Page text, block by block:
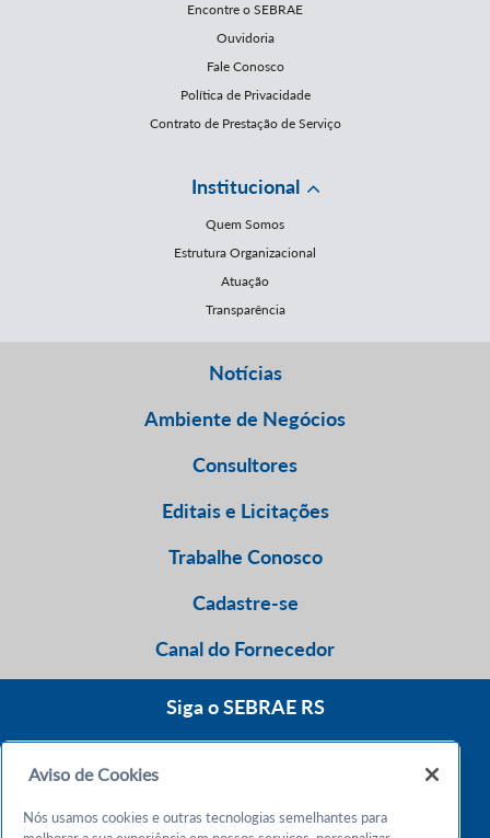
Encontre o SEBRAE
Ouvidoria
Fale Conosco
Política de Privacidade
Contrato de Prestação de Serviço
Institucional
Quem Somos
Estrutura Organizacional
Atuação
Transparência
Notícias
Ambiente de Negócios
Consultores
Editais e Licitações
Trabalhe Conosco
Cadastre-se
Canal do Fornecedor
Siga o SEBRAE RS
Atendimento 24h
Aviso de Cookies
Nós usamos cookies e outras tecnologias semelhantes para